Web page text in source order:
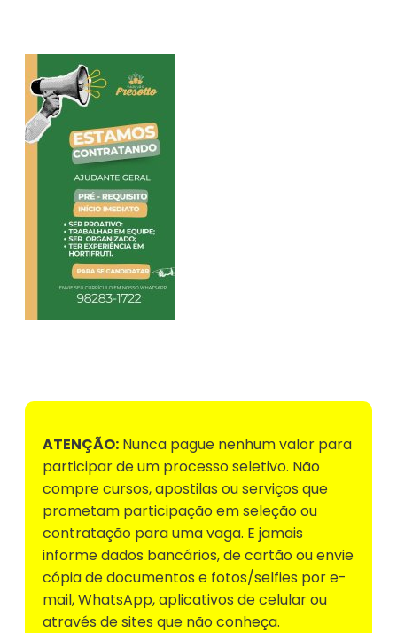
ATENÇÃO: Nunca pague nenhum valor para
participar de um processo seletivo. Não
compre cursos, apostilas ou serviços que
prometam participação em seleção ou
contratação para uma vaga. E jamais
informe dados bancários, de cartão ou envie
cópia de documentos e fotos/selfies por e-
mail, WhatsApp, aplicativos de celular ou
através de sites que não conheça.